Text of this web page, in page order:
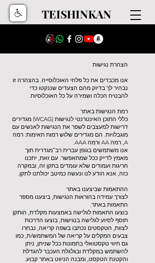
TEISHINKAN
הצהרת נגישות
אנו מכבדים את כל פלחי האוכלוסייה. בהצהרה זו
נבהיר לך בדיוק מהם הצעדים שננקטו כדי
להבטיח הכלה ושמירה על כל האוכלוסיות.
רמת הנגישות באתר
כללי התוכן האינטרנטי לנגישות (WCAG) מגדירים
דרישות למעצבים לשפר את הנגישות לאנשים עם
מוגבלויות. הם מגדירים שלוש רמות תאימות: רמה
A, רמה AA ורמה AAA.
אנו משתמשים בגופן עברית רב־מגדרית תוך
מאמץ לדייק ככל שמתאפשר. עם זאת, יתכנו
חריגות ועמודים שלא עומדים בתקן זה, ובמקרה
כזה, אנא הודע לנו ונעשה כמיטב יכולתנו לתקן.
ההתאמות שביצענו באתר
לצורך עמידה בהוראות הנגישות, ביצענו מספר
התאמות באתר.
בוצעו התאמות לגלישה באמצעות מקלדת, הותקן
תוסף לסיוע לגלישה בנגישות, בוצעו הדרכות
לצוות, הטקסטים נכתבו בשפה קריאה, נבחרו
צבעים המקלים על קריאה של המשתמש/ת, כמו
גם חיווי טקסטואלי בתמונות ככל שניתן, ניתן
להשתמש במקלדת ובגלגלת העכבר להגדלת
והקטנת הטקסט, ומבנה הניווט באתר קבוע.